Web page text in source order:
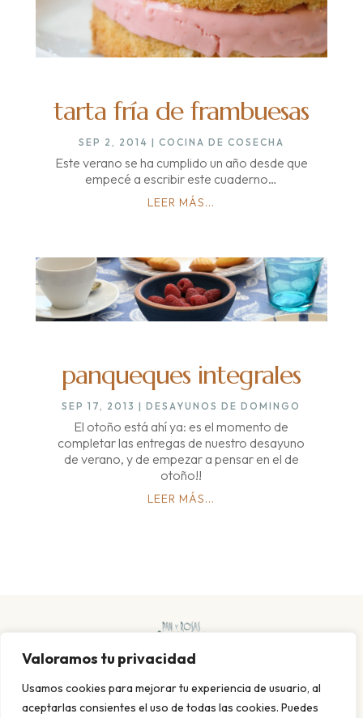
Valoramos tu privacidad
Usamos cookies para mejorar tu experiencia de usuario, al
aceptarlas consientes el uso de todas las cookies. Puedes
tarta fría de frambuesas
SEP 2, 2014 | COCINA DE COSECHA
Este verano se ha cumplido un año desde que
empecé a escribir este cuaderno…
LEER MÁS...
panqueques integrales
SEP 17, 2013 |DESAYUNOS DE DOMINGO
El otoño está ahí ya: es el momento de
completar las entregas de nuestro desayuno
de verano, y de empezar a pensar en el de
otoño!!
LEER MÁS...